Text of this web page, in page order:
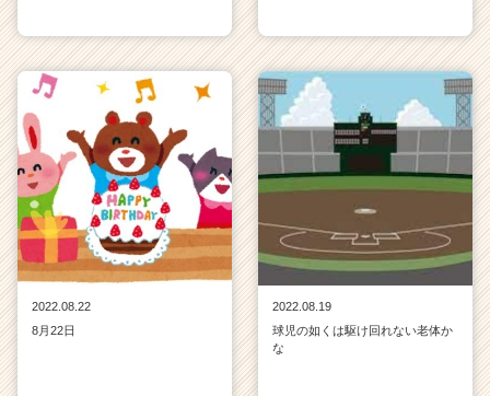
2022.08.22
8月22日
2022.08.19
球児の如くは駆け回れない老体か
な